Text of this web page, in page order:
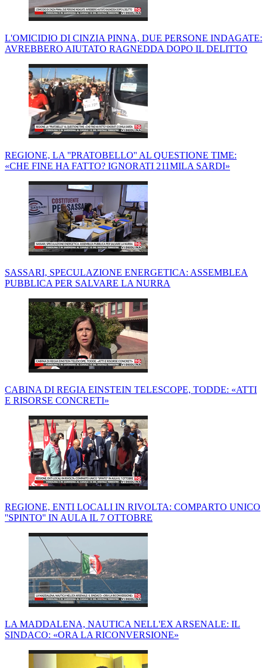
L'OMICIDIO DI CINZIA PINNA, DUE PERSONE INDAGATE:
AVREBBERO AIUTATO RAGNEDDA DOPO IL DELITTO
REGIONE, LA ''PRATOBELLO'' AL QUESTIONE TIME:
«CHE FINE HA FATTO? IGNORATI 211MILA SARDI»
SASSARI, SPECULAZIONE ENERGETICA: ASSEMBLEA
PUBBLICA PER SALVARE LA NURRA
CABINA DI REGIA EINSTEIN TELESCOPE, TODDE: «ATTI
E RISORSE CONCRETI»
REGIONE, ENTI LOCALI IN RIVOLTA: COMPARTO UNICO
''SPINTO'' IN AULA IL 7 OTTOBRE
LA MADDALENA, NAUTICA NELL'EX ARSENALE: IL
SINDACO: «ORA LA RICONVERSIONE»